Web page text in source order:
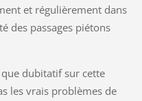
et régulièrement dans
des passages piétons
dubitatif sur cette
les vrais problèmes de